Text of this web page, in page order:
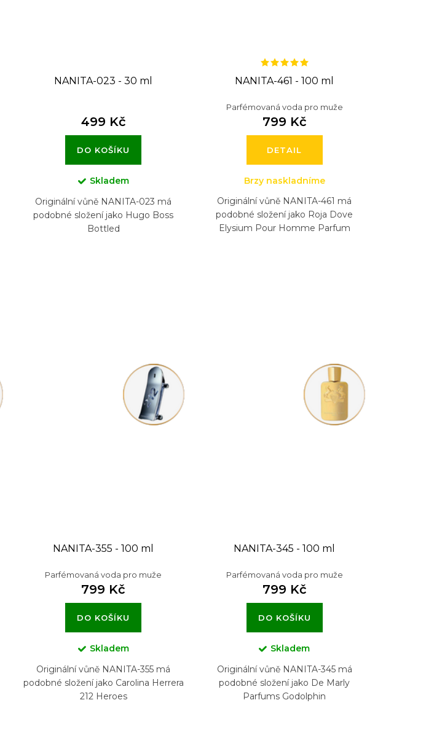
NANITA-023 - 30 ml
499 Kč
DO KOŠÍKU
Skladem
Originální vůně NANITA-023 má
podobné složení jako Hugo Boss
Bottled
NANITA-461 - 100 ml
Parfémovaná voda pro muže
799 Kč
DETAIL
Brzy naskladníme
Originální vůně NANITA-461 má
podobné složení jako Roja Dove
Elysium Pour Homme Parfum
NANITA-355 - 100 ml
Parfémovaná voda pro muže
799 Kč
DO KOŠÍKU
Skladem
Originální vůně NANITA-355 má
podobné složení jako Carolina Herrera
212 Heroes
NANITA-345 - 100 ml
Parfémovaná voda pro muže
799 Kč
DO KOŠÍKU
Skladem
Originální vůně NANITA-345 má
podobné složení jako De Marly
Parfums Godolphin